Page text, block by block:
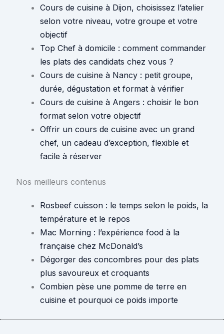
Cours de cuisine à Dijon, choisissez l’atelier
selon votre niveau, votre groupe et votre
objectif
Top Chef à domicile : comment commander
les plats des candidats chez vous ?
Cours de cuisine à Nancy : petit groupe,
durée, dégustation et format à vérifier
Cours de cuisine à Angers : choisir le bon
format selon votre objectif
Offrir un cours de cuisine avec un grand
chef, un cadeau d’exception, flexible et
facile à réserver
Nos meilleurs contenus
Rosbeef cuisson : le temps selon le poids, la
température et le repos
Mac Morning : l’expérience food à la
française chez McDonald’s
Dégorger des concombres pour des plats
plus savoureux et croquants
Combien pèse une pomme de terre en
cuisine et pourquoi ce poids importe